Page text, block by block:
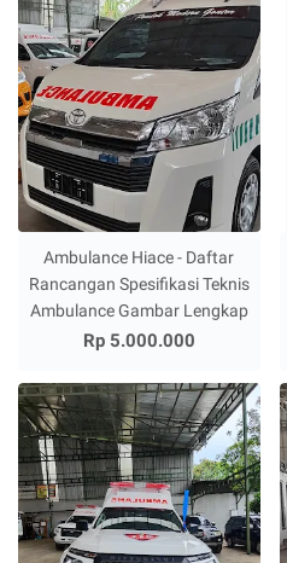
Ambulance Hiace - Daftar
Rancangan Spesifikasi Teknis
Ambulance Gambar Lengkap
Rp 5.000.000